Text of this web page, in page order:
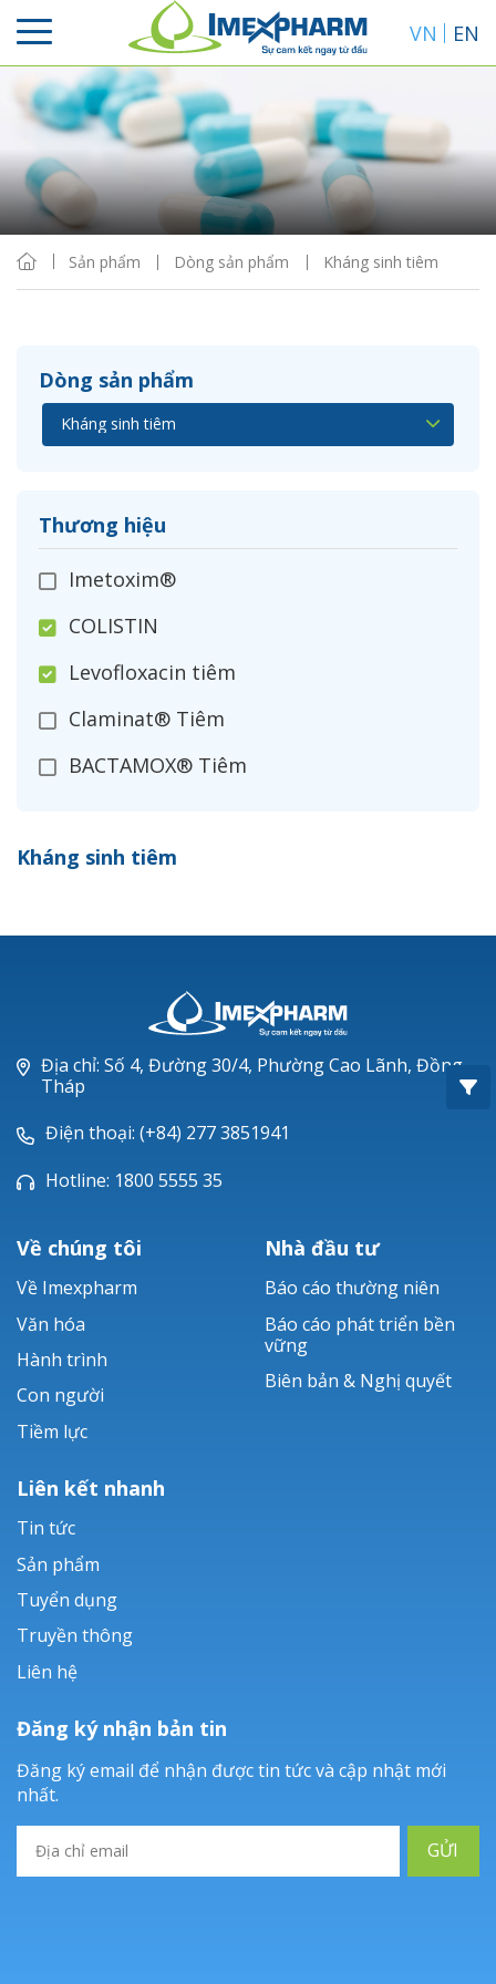
VN EN
Sản phẩm Dòng sản phẩm Kháng sinh tiêm
Dòng sản phẩm
Thương hiệu
Imetoxim®
COLISTIN
Levofloxacin tiêm
Claminat® Tiêm
BACTAMOX® Tiêm
Ceftizoxim®
Piperacillin
Ticarlinat®
Zobacta®
Bacsulfo®
Kháng sinh tiêm
Sắp xếp
Hiển thị
Địa chỉ: Số 4, Đường 30/4, Phường Cao Lãnh, Đồng
Tháp
Điện thoại: (+84) 277 3851941
Hotline: 1800 5555 35
Về chúng tôi
Về Imexpharm
Văn hóa
Hành trình
Con người
Tiềm lực
Nhà đầu tư
Báo cáo thường niên
Báo cáo phát triển bền
vững
Biên bản & Nghị quyết
Liên kết nhanh
Tin tức
Sản phẩm
Tuyển dụng
Truyền thông
Liên hệ
Đăng ký nhận bản tin
Đăng ký email để nhận được tin tức và cập nhật mới
nhất.
GỬI